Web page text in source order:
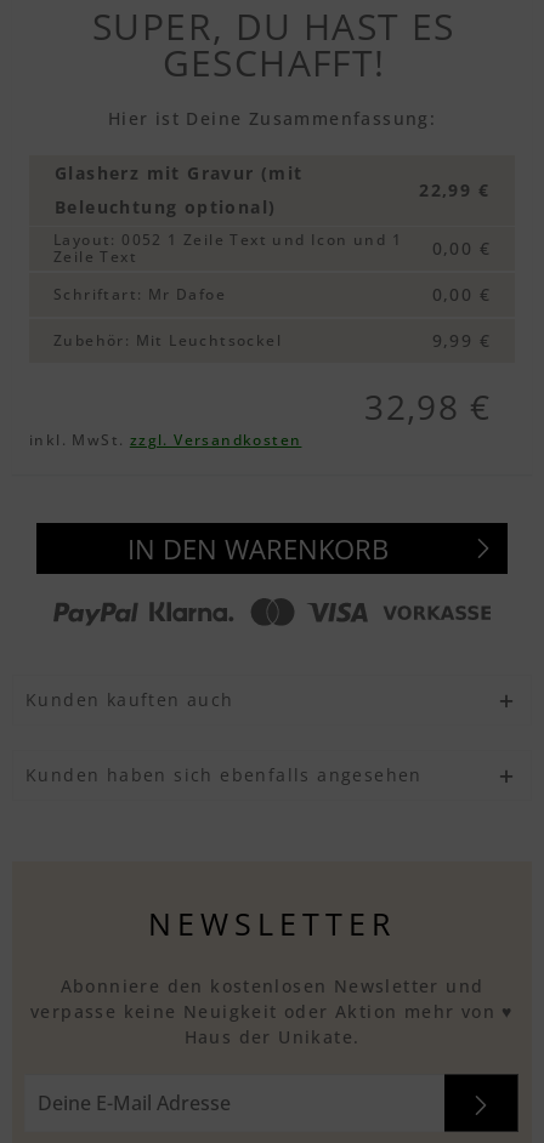
Textvorschau
Textvorschau
Textvorschau
Textvorschau
Textvorschau
Textvorschau
Textvorschau
Textvorschau
Textvorschau
SUPER, DU HAST ES
GESCHAFFT!
Hier ist Deine Zusammenfassung:
Glasherz mit Gravur (mit
Beleuchtung optional)
22,99 €
Layout: 0052 1 Zeile Text und Icon und 1
Zeile Text
0,00 €
Schriftart: Mr Dafoe 0,00 €
Zubehör: Mit Leuchtsockel 9,99 €
32,98 €
inkl. MwSt. zzgl. Versandkosten
IN DEN WARENKORB
Kunden kauften auch
Kunden haben sich ebenfalls angesehen
NEWSLETTER
Abonniere den kostenlosen Newsletter und
verpasse keine Neuigkeit oder Aktion mehr von ♥
Haus der Unikate.